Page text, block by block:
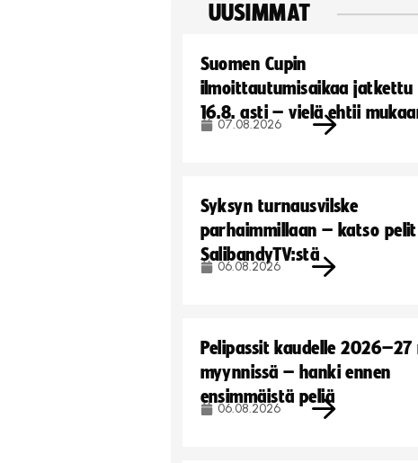
UUSIMMAT
Suomen Cupin
ilmoittautumisaikaa jatkettu
16.8. asti – vielä ehtii
07.08.2026
Syksyn turnausvilske
parhaimmillaan – katso pelit
SalibandyTV:stä
06.08.2026
Pelipassit kaudelle
myynnissä – hanki ennen
ensimmäistä peliä
06.08.2026